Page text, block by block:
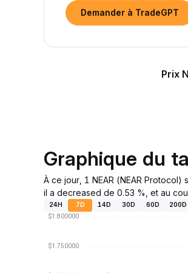
Demander à TradeGPT
Prix
Graphique du
À ce jour, 1 NEAR (NEAR
il a decreased de 0.53 %, et au
24H 7D 14D 30D 60D 200D